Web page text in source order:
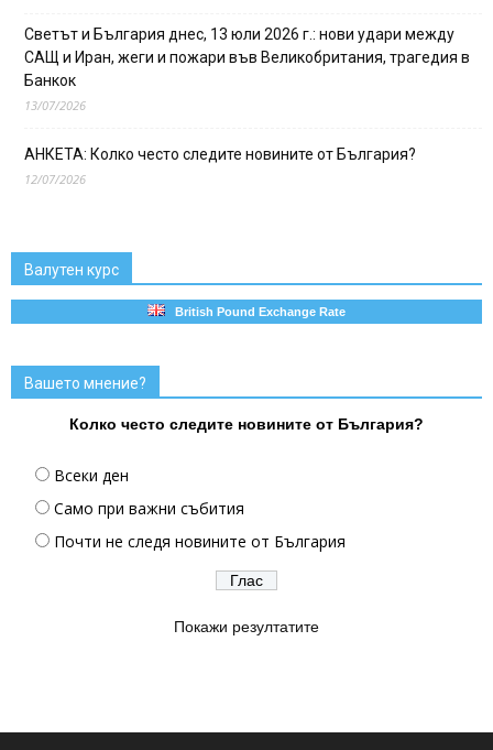
Светът и България днес, 13 юли 2026 г.: нови удари между
САЩ и Иран, жеги и пожари във Великобритания, трагедия в
Банкок
13/07/2026
АНКЕТА: Колко често следите новините от България?
12/07/2026
Валутен курс
British Pound Exchange Rate
Вашето мнение?
Колко често следите новините от България?
Всеки ден
Само при важни събития
Почти не следя новините от България
Покажи резултатите